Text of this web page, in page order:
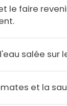
le faire
salée sur
et la